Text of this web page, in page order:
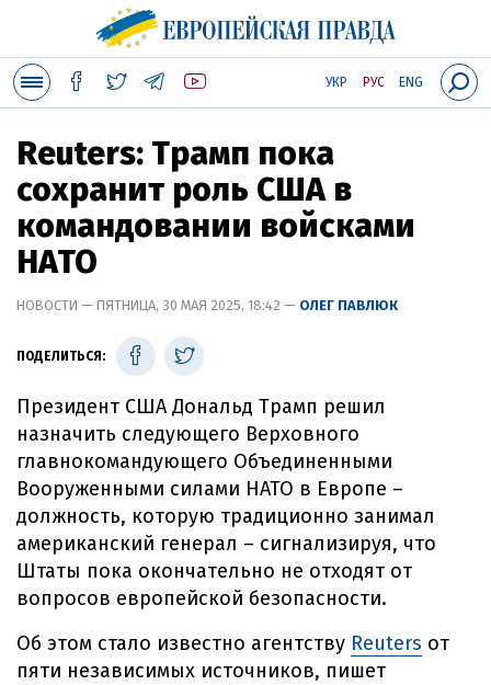
УКР РУС ENG
Reuters: Трамп пока
сохранит роль США в
командовании войсками
НАТО
НОВОСТИ — ПЯТНИЦА, 30 МАЯ 2025, 18:42 — ОЛЕГ ПАВЛЮК
ПОДЕЛИТЬСЯ:
Президент США Дональд Трамп решил
назначить следующего Верховного
главнокомандующего Объединенными
Вооруженными силами НАТО в Европе –
должность, которую традиционно занимал
американский генерал – сигнализируя, что
Штаты пока окончательно не отходят от
вопросов европейской безопасности.
Об этом стало известно агентству Reuters от
пяти независимых источников, пишет